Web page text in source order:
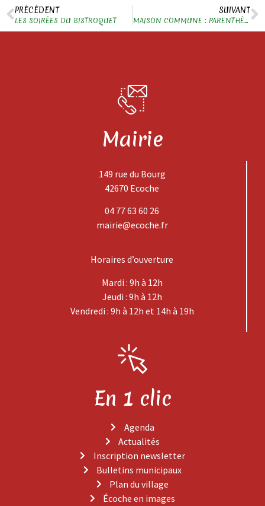
PRÉCÉDENT
LES SOIRÉES DU BISTROQUET
SUIVANT
MAISON COMMUNE : PARENTHÈSE CRÉATIVE POUR FEMMES
Mairie
149 rue du Bourg
42670 Ecoche
04 77 63 60 26
mairie@ecoche.fr
Horaires d’ouverture
Mardi : 9h à 12h
Jeudi : 9h à 12h
Vendredi : 9h à 12h et 14h à 19h
En 1 clic
Agenda
Actualités
Inscription newsletter
Bulletins municipaux
Plan du village
Écoche en images